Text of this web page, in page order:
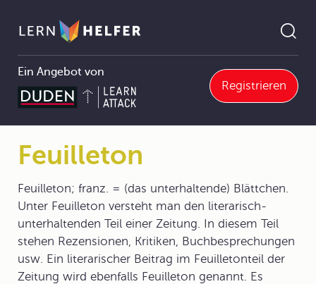
Ein Angebot von
Registrieren
Pfadnavigation
Deutsch Feuilleton
Feuilleton
Feuilleton; franz. = (das unterhaltende) Blättchen.
Unter Feuilleton versteht man den literarisch-
unterhaltenden Teil einer Zeitung. In diesem Teil
stehen Rezensionen, Kritiken, Buchbesprechungen
usw. Ein literarischer Beitrag im Feuilletonteil der
Zeitung wird ebenfalls Feuilleton genannt. Es